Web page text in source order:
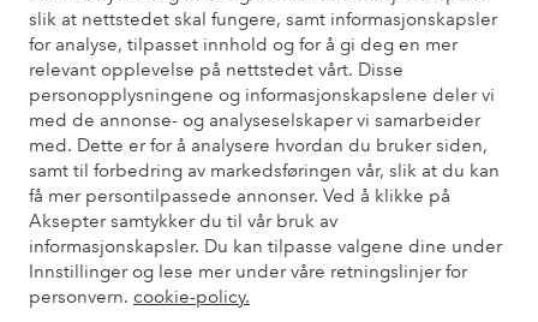
slik at nettstedet skal fungere, samt informasjonskapsler
for analyse, tilpasset innhold og for å gi deg en mer
relevant opplevelse på nettstedet vårt. Disse
personopplysningene og informasjonskapslene deler vi
med de annonse- og analyseselskaper vi samarbeider
med. Dette er for å analysere hvordan du bruker siden,
samt til forbedring av markedsføringen vår, slik at du kan
få mer persontilpassede annonser. Ved å klikke på
Aksepter samtykker du til vår bruk av
informasjonskapsler. Du kan tilpasse valgene dine under
Innstillinger og lese mer under våre retningslinjer for
personvern. cookie-policy.
Trenger du hjelp?
Du finner svar på de vanligste spørsmålene i vår FAQ. Du finner
også informasjon om hvordan du kan kontakte oss.
Kundeservice Bestilling Betalingsmåte
Mine sider